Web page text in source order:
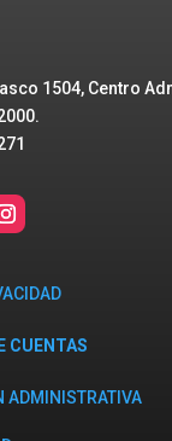
1504, Centro
CUENTAS
ADMINISTRATIVA